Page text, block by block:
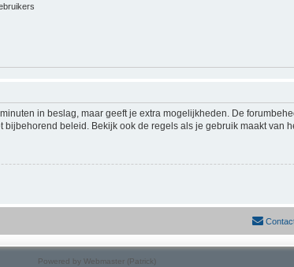
in beslag, maar geeft je extra mogelijkheden. De
beleid. Bekijk ook de regels als je gebruik maakt van
Powered by Webmaster (Patrick)